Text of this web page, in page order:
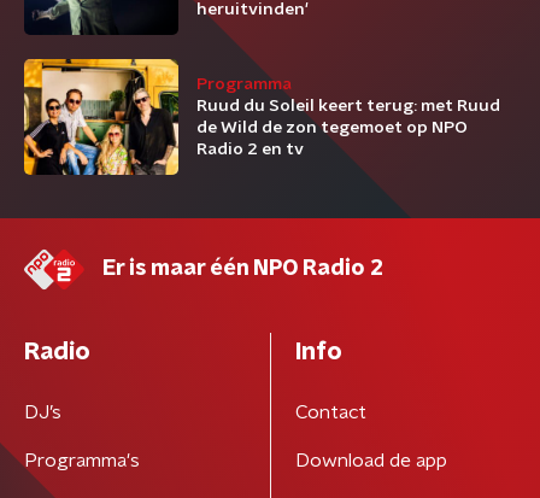
heruitvinden'
Programma
Ruud du Soleil keert terug: met Ruud
de Wild de zon tegemoet op NPO
Radio 2 en tv
Er is maar één NPO Radio 2
Radio
DJ’s
Programma's
Info
Contact
Download de app